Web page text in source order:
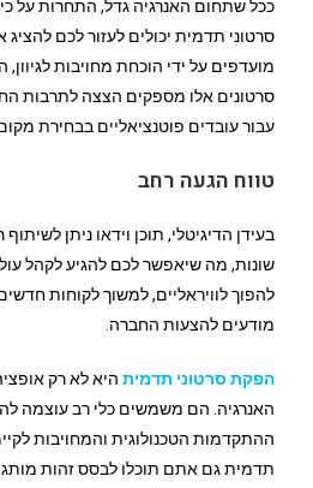
ככל שתחום האנרגיה גדל, התחרות על
סרטוני תדמית יכולים לעזור לכם
מועדפים על ידי הוכחת מחויבות לגיוון,
סרטונים אלו מספקים הצצה לתרבות
עבור עובדים פוטנציאליים בבחירת
טווח הגעה רחב
בעידן הדיגיטלי, תוכן וידאו ניתן
שונות, מה שיאפשר לכם להגיע לקהל
להפוך לוויראליים, למשוך לקוחות חדשים
מודעים להצעות החברה.
הפקת סרטוני תדמית היא לא רק
האנרגיה. הם משמשים כלי רב עוצמה
ההתקדמות הטכנולוגית והמחויבות
תדמית גם אתם תוכלו לבסס זהות מותג